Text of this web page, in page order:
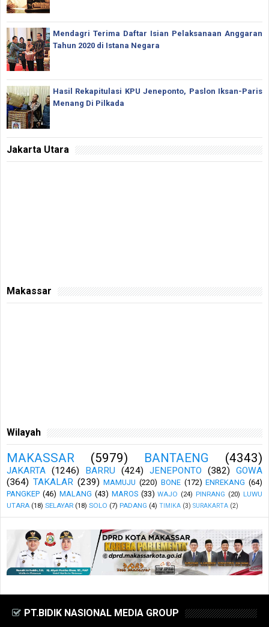
Mendagri Terima Daftar Isian Pelaksanaan Anggaran
Tahun 2020 di Istana Negara
Hasil Rekapitulasi KPU Jeneponto, Paslon Iksan-Paris
Menang Di Pilkada
Jakarta Utara
Makassar
Wilayah
MAKASSAR (5979) BANTAENG (4343)
JAKARTA (1246) BARRU (424) JENEPONTO (382)
GOWA
(364) TAKALAR (239) MAMUJU (220) BONE (172) ENREKANG (64)
PANGKEP (46) MALANG (43) MAROS (33) WAJO (24) PINRANG (20) LUWU
UTARA (18) SELAYAR (18) SOLO (7) PADANG (4) TIMIKA (3) SURAKARTA (2)
PT.BIDIK NASIONAL MEDIA GROUP